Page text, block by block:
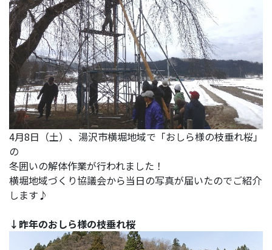
4月8日（土）、湯沢市横堀地域で「おしら様の枝垂れ桜」
の
冬囲いの解体作業が行われました！
横堀地域づくり協議会から当日の写真が届いたのでご紹介
します♪
↓昨年のおしら様の枝垂れ桜